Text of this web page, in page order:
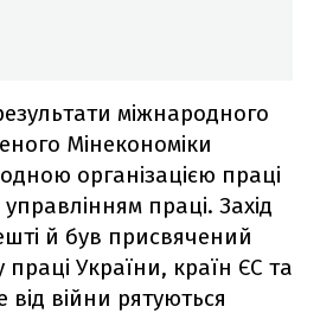
міжнародного
Мінекономіки
організацією праці
праці. Захід
й був присвячений
праці України, країн ЄС та
війни рятуються